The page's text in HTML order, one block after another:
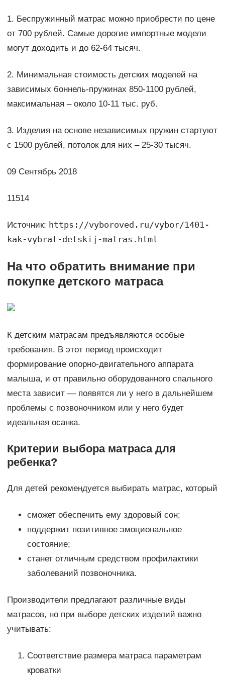
1. Беспружинный матрас можно приобрести по цене
от 700 рублей. Самые дорогие импортные модели
могут доходить и до 62-64 тысяч.
2. Минимальная стоимость детских моделей на
зависимых боннель-пружинах 850-1100 рублей,
максимальная – около 10-11 тыс. руб.
3. Изделия на основе независимых пружин стартуют
с 1500 рублей, потолок для них – 25-30 тысяч.
09 Сентябрь 2018
11514
Источник: https://vyboroved.ru/vybor/1401-
kak-vybrat-detskij-matras.html
На что обратить внимание при
покупке детского матраса
К детским матрасам предъявляются особые
требования. В этот период происходит
формирование опорно-двигательного аппарата
малыша, и от правильно оборудованного спального
места зависит — появятся ли у него в дальнейшем
проблемы с позвоночником или у него будет
идеальная осанка.
Критерии выбора матраса для
ребенка?
Для детей рекомендуется выбирать матрас, который
сможет обеспечить ему здоровый сон;
поддержит позитивное эмоциональное
состояние;
станет отличным средством профилактики
заболеваний позвоночника.
Производители предлагают различные виды
матрасов, но при выборе детских изделий важно
учитывать:
Соответствие размера матраса параметрам
кроватки